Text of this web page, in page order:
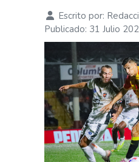
Escrito por:
Publicado: 31 Julio